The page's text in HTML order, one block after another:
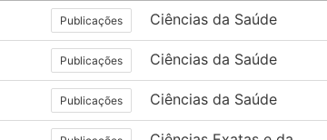
Publicações Ciências da Saúde
Publicações Ciências da Saúde
Publicações Ciências da Saúde